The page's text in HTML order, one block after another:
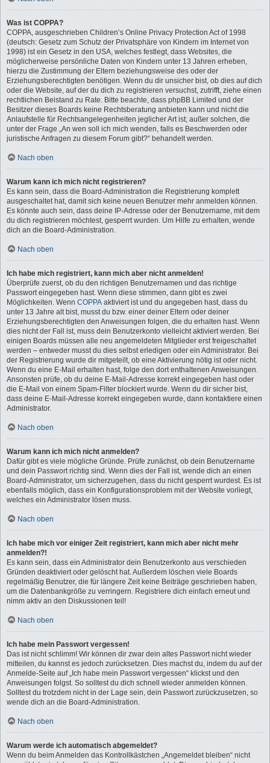
Was ist COPPA?
COPPA, ausgeschrieben Children’s Online Privacy Protection Act of 1998
(deutsch: Gesetz zum Schutz der Privatsphäre von Kindern im Internet von
1998) ist ein Gesetz in den USA, welches festlegt, dass Websites, die
möglicherweise persönliche Daten von Kindern unter 13 Jahren erheben,
hierzu die Zustimmung der Eltern beziehungsweise des oder der
Erziehungsberechtigten benötigen. Wenn du dir unsicher bist, ob dies auf dich
oder die Website, auf der du dich zu registrieren versuchst, zutrifft, ziehe einen
rechtlichen Beistand zu Rate. Bitte beachte, dass phpBB Limited und der
Besitzer dieses Boards keine Rechtsberatung anbieten kann und nicht die
Anlaufstelle für Rechtsangelegenheiten jeglicher Art ist; außer solchen, die
unter der Frage „An wen soll ich mich wenden, falls es Beschwerden oder
juristische Anfragen zu diesem Forum gibt?“ behandelt werden.
Nach oben
Warum kann ich mich nicht registrieren?
Es kann sein, dass die Board-Administration die Registrierung komplett
ausgeschaltet hat, damit sich keine neuen Benutzer mehr anmelden können.
Es könnte auch sein, dass deine IP-Adresse oder der Benutzername, mit dem
du dich registrieren möchtest, gesperrt wurden. Um Hilfe zu erhalten, wende
dich an die Board-Administration.
Nach oben
Ich habe mich registriert, kann mich aber nicht anmelden!
Überprüfe zuerst, ob du den richtigen Benutzernamen und das richtige
Passwort eingegeben hast. Wenn diese stimmen, dann gibt es zwei
Möglichkeiten. Wenn COPPA aktiviert ist und du angegeben hast, dass du
unter 13 Jahre alt bist, musst du bzw. einer deiner Eltern oder deiner
Erziehungsberechtigten den Anweisungen folgen, die du erhalten hast. Wenn
dies nicht der Fall ist, muss dein Benutzerkonto vielleicht aktiviert werden. Bei
einigen Boards müssen alle neu angemeldeten Mitglieder erst freigeschaltet
werden – entweder musst du dies selbst erledigen oder ein Administrator. Bei
der Registrierung wurde dir mitgeteilt, ob eine Aktivierung nötig ist oder nicht.
Wenn du eine E-Mail erhalten hast, folge den dort enthaltenen Anweisungen.
Ansonsten prüfe, ob du deine E-Mail-Adresse korrekt eingegeben hast oder
die E-Mail von einem Spam-Filter blockiert wurde. Wenn du dir sicher bist,
dass deine E-Mail-Adresse korrekt eingegeben wurde, dann kontaktiere einen
Administrator.
Nach oben
Warum kann ich mich nicht anmelden?
Dafür gibt es viele mögliche Gründe. Prüfe zunächst, ob dein Benutzername
und dein Passwort richtig sind. Wenn dies der Fall ist, wende dich an einen
Board-Administrator, um sicherzugehen, dass du nicht gesperrt wurdest. Es ist
ebenfalls möglich, dass ein Konfigurationsproblem mit der Website vorliegt,
welches ein Administrator lösen muss.
Nach oben
Ich habe mich vor einiger Zeit registriert, kann mich aber nicht mehr
anmelden?!
Es kann sein, dass ein Administrator dein Benutzerkonto aus verschieden
Gründen deaktiviert oder gelöscht hat. Außerdem löschen viele Boards
regelmäßig Benutzer, die für längere Zeit keine Beiträge geschrieben haben,
um die Datenbankgröße zu verringern. Registriere dich einfach erneut und
nimm aktiv an den Diskussionen teil!
Nach oben
Ich habe mein Passwort vergessen!
Das ist nicht schlimm! Wir können dir zwar dein altes Passwort nicht wieder
mitteilen, du kannst es jedoch zurücksetzen. Dies machst du, indem du auf der
Anmelde-Seite auf „Ich habe mein Passwort vergessen“ klickst und den
Anweisungen folgst. So solltest du dich schnell wieder anmelden können.
Solltest du trotzdem nicht in der Lage sein, dein Passwort zurückzusetzen, so
wende dich an die Board-Administration.
Nach oben
Warum werde ich automatisch abgemeldet?
Wenn du beim Anmelden das Kontrollkästchen „Angemeldet bleiben“ nicht